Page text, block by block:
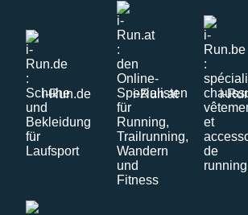
i-Run.de i-Run.at i-